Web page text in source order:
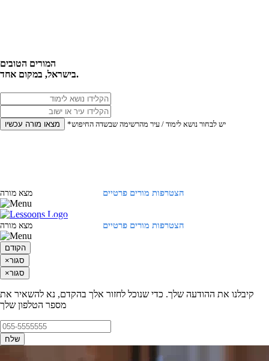
המורים הטובים
בישראל, במקום אחד.
מצאו מורה עכשיו *יש לבחור נושא לימוד / עיר מהרשימה שבשדה החיפוש
הצטרפות מורים פרטיים מצא מורה
הצטרפות מורים פרטיים מצא מורה
הקודם
×סגור
×סגור
קיבלנו את ההודעה שלך. כדי שנוכל לחזור אלך בהקדם, נא להשאיר את
מספר הטלפון שלך
שלח